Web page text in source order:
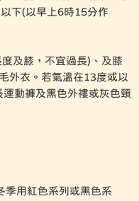
下(以早上6時15分作
及膝，不宜過長)、及膝
外衣。若氣溫在13度或以
動褲及黑色外褸或灰色頸
季用紅色系列或黑色系